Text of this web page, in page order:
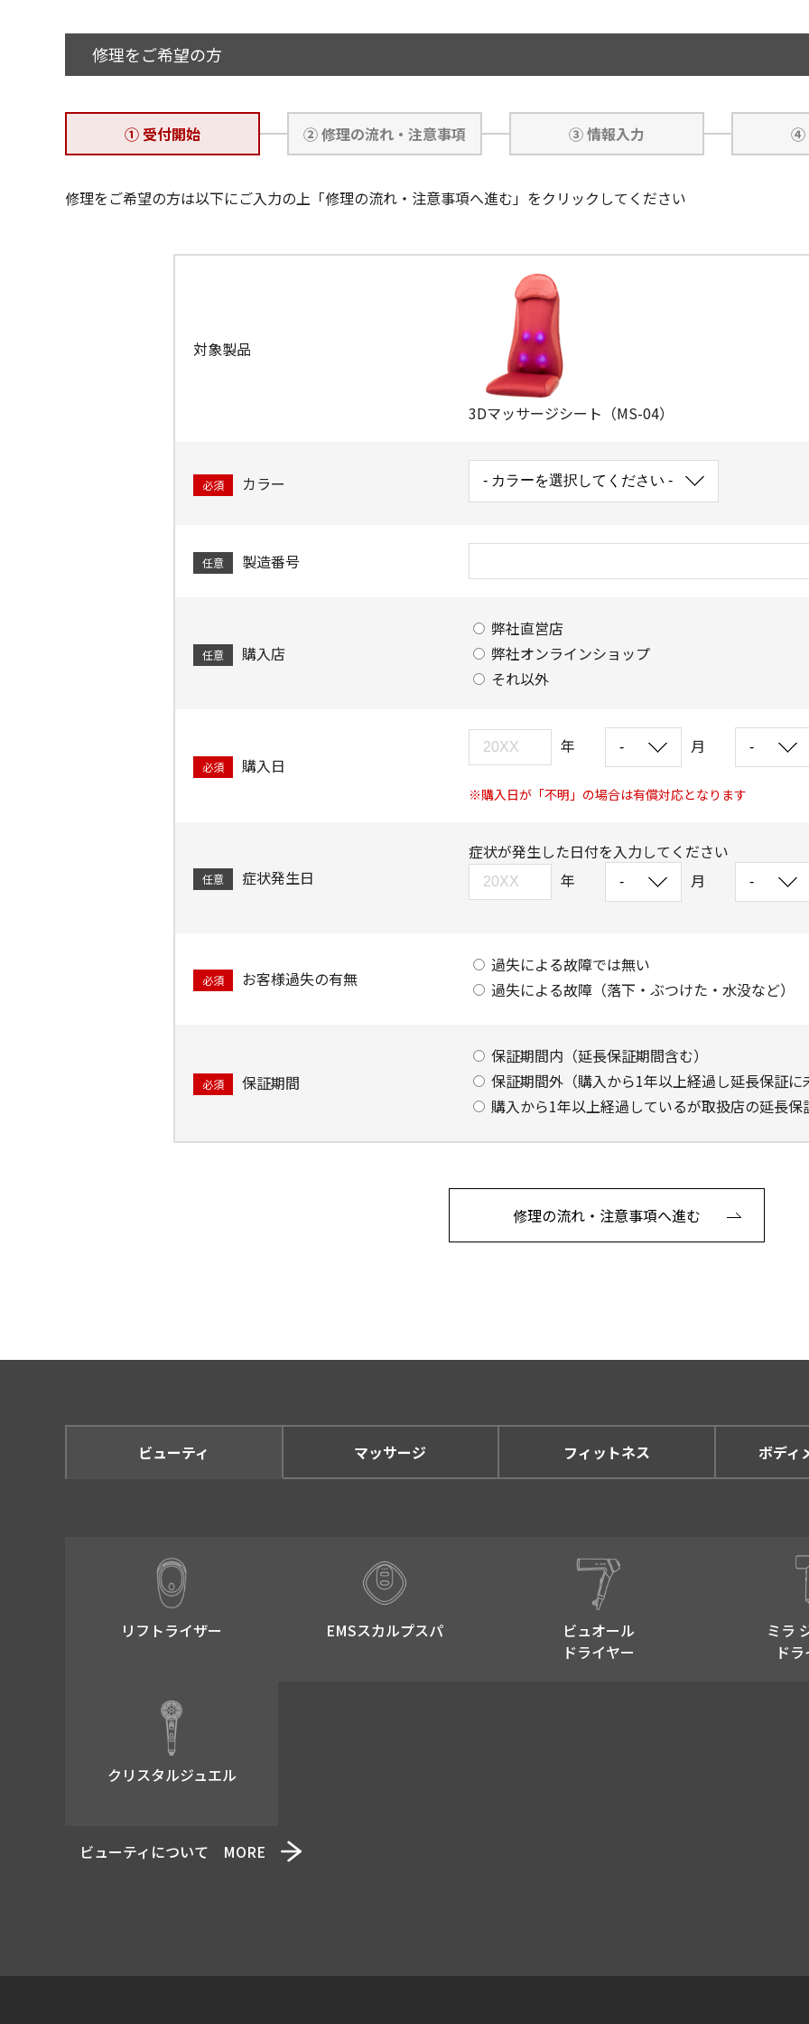
修理をご希望の方
① 受付開始 ② 修理の流れ・注意事項 ③ 情報入力 ④
修理をご希望の方は以下にご入力の上「修理の流れ・注意事項へ進む」をクリックしてください
対象製品
3Dマッサージシート（MS-04）
必須 カラー
任意 製造番号
任意 購入店
弊社直営店
弊社オンラインショップ
それ以外
必須 購入日
年 月
※購入日が「不明」の場合は有償対応となります
任意 症状発生日
症状が発生した日付を入力してください
年
月
必須 お客様過失の有無
過失による故障では無い
過失による故障（落下・ぶつけた・水没など）
必須 保証期間
保証期間内（延長保証期間含む）
保証期間外（購入から1年以上経過し延長保証に
購入から1年以上経過しているが取扱店の延長保
修理の流れ・注意事項へ進む
ビューティ マッサージ フィットネス ボディ
リフトライザー​ EMSスカルプスパ​
ビュオール
ドライヤー
ミラ
ド
クリスタルジュエル
ビューティについて MORE